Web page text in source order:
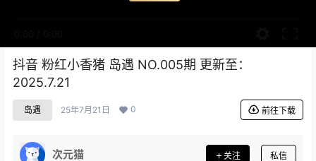
抖音 粉红小香猪 岛遇 NO.005期 更新至：
2025.7.21
岛遇 25年7月21日 0 前往下载
次元猫 关注 私信